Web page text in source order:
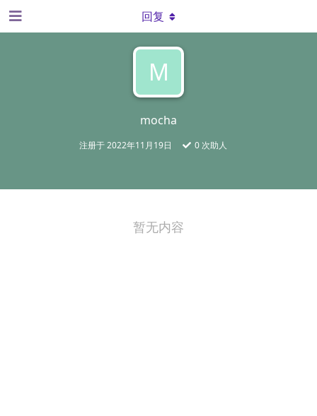
M
mocha
注册于2022年11月19日 0 次助人
回复
暂无内容